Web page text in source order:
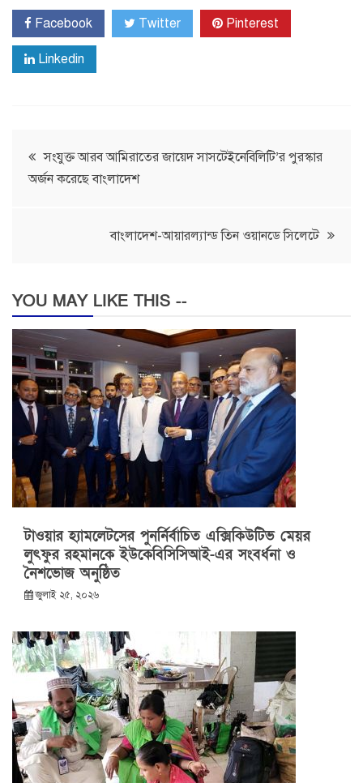
Facebook Twitter Pinterest
Linkedin
Post
navigation
সংযুক্ত আরব আমিরাতের জায়েদ সাসটেইনেবিলিটি’র পুরস্কার
অর্জন করেছে বাংলাদেশ
বাংলাদেশ-আয়ারল্যান্ড তিন ওয়ানডে সিলেটে
YOU MAY LIKE THIS --
টাওয়ার হ্যামলেটসের পুনর্নির্বাচিত এক্সিকিউটিভ মেয়র
লুৎফুর রহমানকে ইউকেবিসিসিআই-এর সংবর্ধনা ও
নৈশভোজ অনুষ্ঠিত
জুলাই ২৫, ২০২৬